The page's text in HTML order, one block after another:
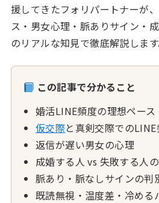
援してきたフォリパートナーが
ス・男女心理・脈ありサイン・
のリアルな知見で徹底解説します
この記事で分かること
婚活LINE頻度の理想ペース
仮交際と真剣交際での
返信が遅い男女の心理
成婚する人 vs 失敗する人
脈あり・脈なしサインの判
既読無視・温度差・冷める